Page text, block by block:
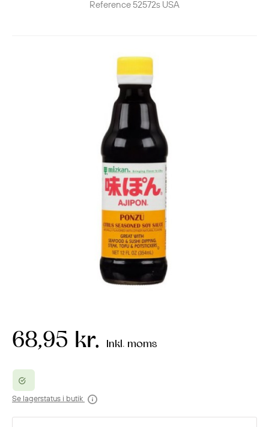
Reference 52572s USA
68,95 kr. Inkl. moms
Se lagerstatus i butik